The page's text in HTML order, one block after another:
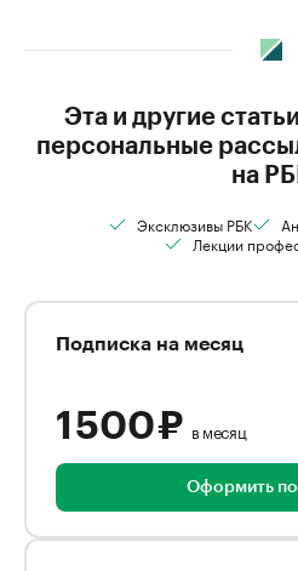
Эта и другие
персональные
на
Эксклюзивы РБК
Лекции
Подписка на месяц
1 500 ₽ в месяц
Оформить